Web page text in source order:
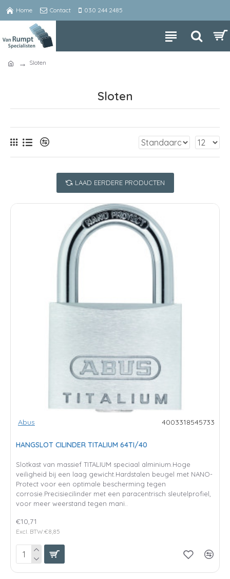
Home Contact 030 244 2485
Sloten
Sloten
LAAD EERDERE PRODUCTEN
Abus 4003318545733
HANGSLOT CILINDER TITALIUM 64TI/40
Slotkast van massief TITALIUM speciaal alminium.Hoge
veiligheid bij een laag gewicht.Hardstalen beugel met NANO-
Protect voor een optimale bescherming tegen
corrosie.Precisiecilinder met een paracentrisch sleutelprofiel,
voor meer weerstand tegen mani..
€10,71
Excl. BTW:€8,85